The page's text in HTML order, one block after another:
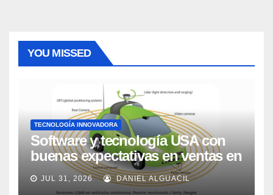
YOU MISSED
TECNOLOGÍA INNOVADORA
Software y tecnología USA con
buenas expectativas en ventas en
los próximos 2 años, según
Market Watch
JUL 31, 2026 DANIEL ALGUACIL